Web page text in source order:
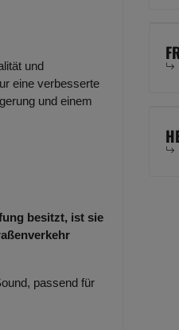
und
eine verbesserte
und einem
besitzt, ist sie
passend für